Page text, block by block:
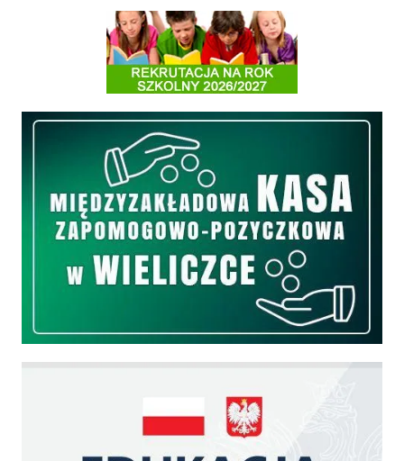
Informacja o terminach rekrutacji na rok szkolny 2026/2027
Międzyzakładowa Kasa Zapomogowo - Pożyczkowa